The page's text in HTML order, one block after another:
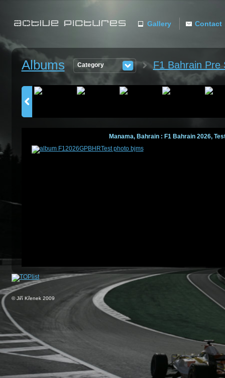
PICTURES
Albums Category F1 Bahrain Pre
Manama, Bahrain : F1 Bahrain 2026,
Gallery Contact
© Jiří Křenek 2009